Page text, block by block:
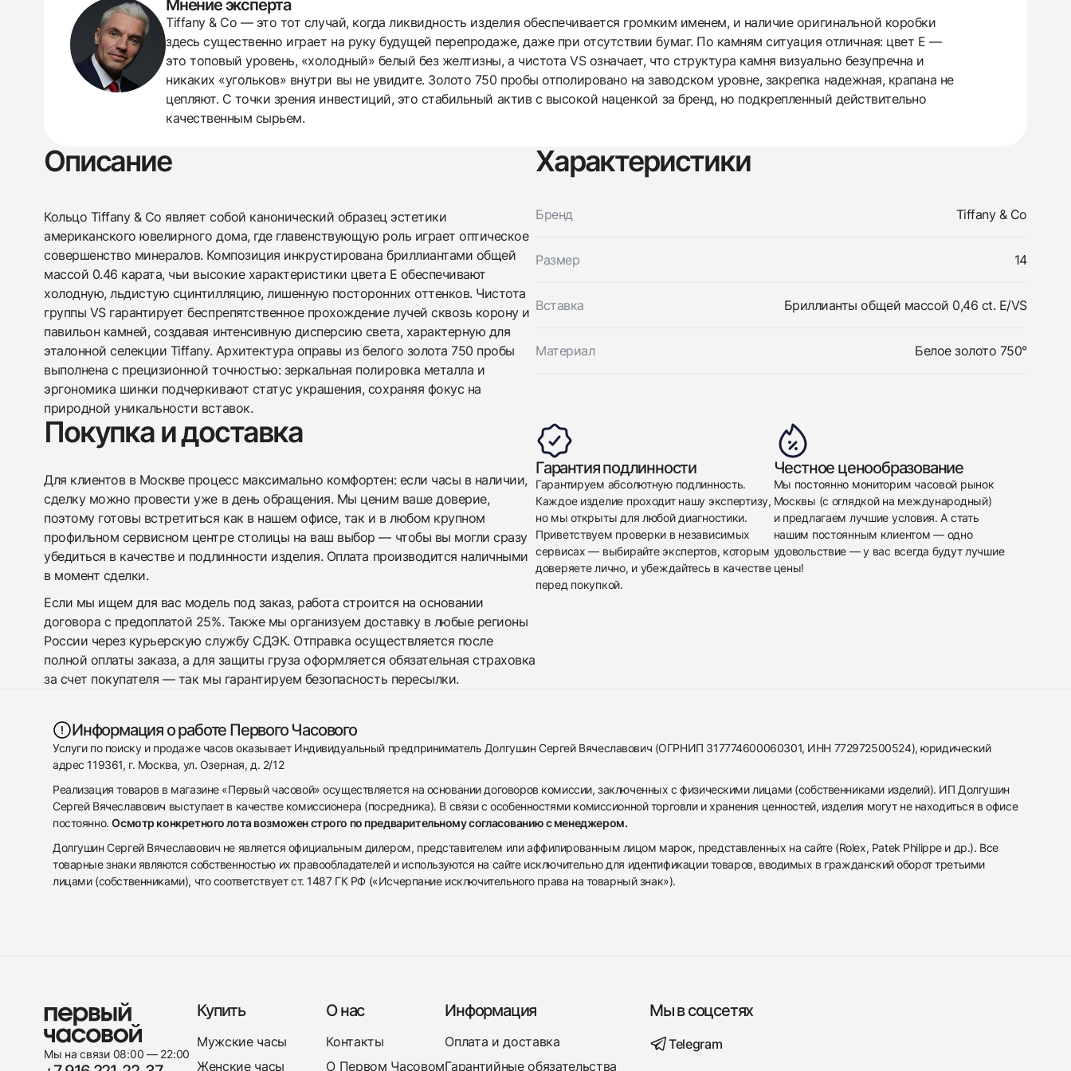
Мнение эксперта
Tiffany & Co — это тот случай, когда ликвидность изделия обеспечивается громким именем, и наличие оригинальной коробки
здесь существенно играет на руку будущей перепродаже, даже при отсутствии бумаг. По камням ситуация отличная: цвет E —
это топовый уровень, «холодный» белый без желтизны, а чистота VS означает, что структура камня визуально безупречна и
никаких «угольков» внутри вы не увидите. Золото 750 пробы отполировано на заводском уровне, закрепка надежная, крапана не
цепляют. С точки зрения инвестиций, это стабильный актив с высокой наценкой за бренд, но подкрепленный действительно
качественным сырьем.
Описание
Кольцо Tiffany & Co являет собой канонический образец эстетики
американского ювелирного дома, где главенствующую роль играет оптическое
совершенство минералов. Композиция инкрустирована бриллиантами общей
массой 0.46 карата, чьи высокие характеристики цвета E обеспечивают
холодную, льдистую сцинтилляцию, лишенную посторонних оттенков. Чистота
группы VS гарантирует беспрепятственное прохождение лучей сквозь корону и
павильон камней, создавая интенсивную дисперсию света, характерную для
эталонной селекции Tiffany. Архитектура оправы из белого золота 750 пробы
выполнена с прецизионной точностью: зеркальная полировка металла и
эргономика шинки подчеркивают статус украшения, сохраняя фокус на
природной уникальности вставок.
Характеристики
Бренд Tiffany & Co
Размер 14
Вставка Бриллианты общей массой 0,46 ct. E/VS
Материал Белое золото 750°
Покупка и доставка
Для клиентов в Москве процесс максимально комфортен: если часы в наличии,
сделку можно провести уже в день обращения. Мы ценим ваше доверие,
поэтому готовы встретиться как в нашем офисе, так и в любом крупном
профильном сервисном центре столицы на ваш выбор — чтобы вы могли сразу
убедиться в качестве и подлинности изделия. Оплата производится наличными
в момент сделки.
Если мы ищем для вас модель под заказ, работа строится на основании
договора с предоплатой 25%. Также мы организуем доставку в любые регионы
России через курьерскую службу СДЭК. Отправка осуществляется после
полной оплаты заказа, а для защиты груза оформляется обязательная страховка
за счет покупателя — так мы гарантируем безопасность пересылки.
Гарантия подлинности
Гарантируем абсолютную подлинность.
Каждое изделие проходит нашу экспертизу,
но мы открыты для любой диагностики.
Приветствуем проверки в независимых
сервисах — выбирайте экспертов, которым
доверяете лично, и убеждайтесь в качестве
перед покупкой.
Честное ценообразование
Мы постоянно мониторим часовой рынок
Москвы (с оглядкой на международный)
и предлагаем лучшие условия. А стать
нашим постоянным клиентом — одно
удовольствие — у вас всегда будут лучшие
цены!
Информация о работе Первого Часового
Услуги по поиску и продаже часов оказывает Индивидуальный предприниматель Долгушин Сергей Вячеславович (ОГРНИП 317774600060301, ИНН 772972500524), юридический
адрес 119361, г. Москва, ул. Озерная, д. 2/12
Реализация товаров в магазине «Первый часовой» осуществляется на основании договоров комиссии, заключенных с физическими лицами (собственниками изделий). ИП Долгушин
Сергей Вячеславович выступает в качестве комиссионера (посредника). В связи с особенностями комиссионной торговли и хранения ценностей, изделия могут не находиться в офисе
постоянно.Осмотр конкретного лота возможен строго по предварительному согласованию с менеджером.
Долгушин Сергей Вячеславович не является официальным дилером, представителем или аффилированным лицом марок, представленных на сайте (Rolex, Patek Philippe и др.). Все
товарные знаки являются собственностью их правообладателей и используются на сайте исключительно для идентификации товаров, вводимых в гражданский оборот третьими
лицами (собственниками), что соответствует ст. 1487 ГК РФ («Исчерпание исключительного права на товарный знак»).
$3,000
Отправить заявку
Приложите фото ваших часов…
Отправить заявку
Мы на связи 08:00 — 22:00
Купить
Мужские часы
Женские часы
О нас
Контакты
О Первом Часовом
Информация
Оплата и доставка
Гарантийные обязательства
Мы в соцсетях
Telegram